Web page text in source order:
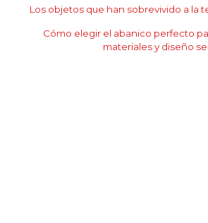
Los objetos que han sobrevivido a la
Cómo elegir el abanico perfecto
materiales y diseño